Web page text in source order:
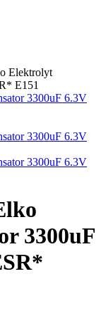
Elektrolyt
E151
3300uF